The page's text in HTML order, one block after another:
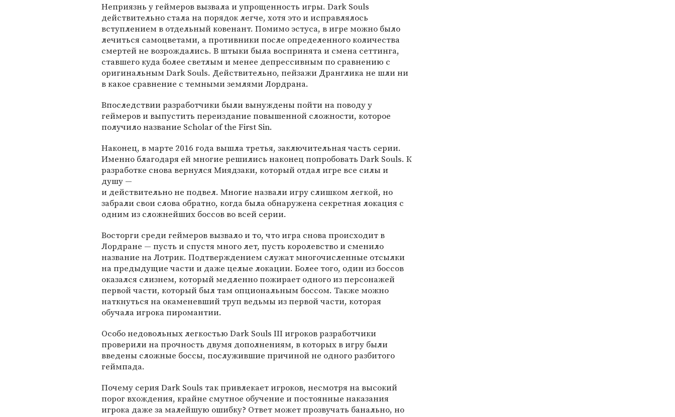
Неприязнь у геймеров вызвала и упрощенность игры. Dark Souls
действительно стала на порядок легче, хотя это и исправлялось
вступлением в отдельный ковенант. Помимо эстуса, в игре можно было
лечиться самоцветами, а противники после определенного количества
смертей не возрождались. В штыки была воспринята и смена сеттинга,
ставшего куда более светлым и менее депрессивным по сравнению с
оригинальным Dark Souls. Действительно, пейзажи Дранглика не шли ни
в какое сравнение с темными землями Лордрана.
Впоследствии разработчики были вынуждены пойти на поводу у
геймеров и выпустить переиздание повышенной сложности, которое
получило название Scholar of the First Sin.
Наконец, в марте 2016 года вышла третья, заключительная часть серии.
Именно благодаря ей многие решились наконец попробовать Dark Souls. К
разработке снова вернулся Миядзаки, который отдал игре все силы и
душу —
и действительно не подвел. Многие назвали игру слишком легкой, но
забрали свои слова обратно, когда была обнаружена секретная локация с
одним из сложнейших боссов во всей серии.
Восторги среди геймеров вызвало и то, что игра снова происходит в
Лордране — пусть и спустя много лет, пусть королевство и сменило
название на Лотрик. Подтверждением служат многочисленные отсылки
на предыдущие части и даже целые локации. Более того, один из боссов
оказался слизнем, который медленно пожирает одного из персонажей
первой части, который был там опциональным боссом. Также можно
наткнуться на окаменевший труп ведьмы из первой части, которая
обучала игрока пиромантии.
Особо недовольных легкостью Dark Souls III игроков разработчики
проверили на прочность двумя дополнениям, в которых в игру были
введены сложные боссы, послужившие причиной не одного разбитого
геймпада.
Почему серия Dark Souls так привлекает игроков, несмотря на высокий
порог вхождения, крайне смутное обучение и постоянные наказания
игрока даже за малейшую ошибку? Ответ может прозвучать банально, но